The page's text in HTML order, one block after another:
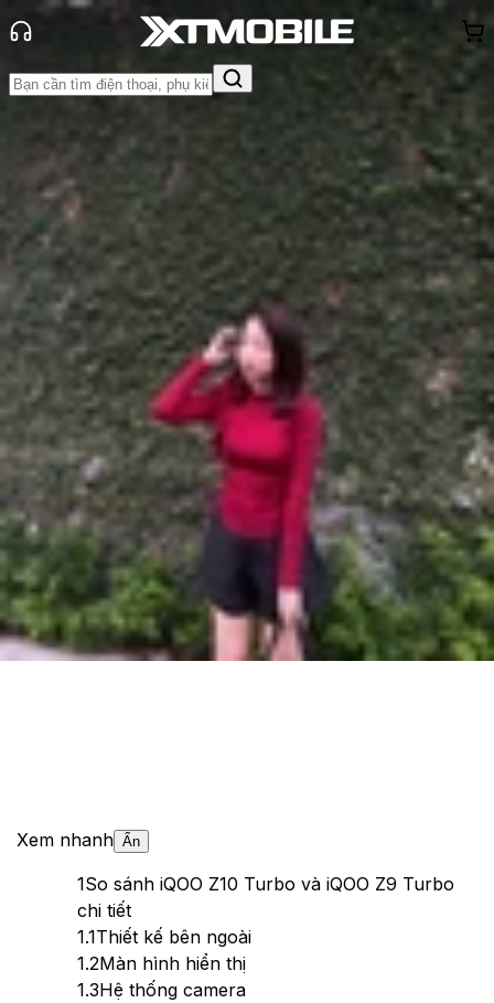
Tin tức
So Sánh
Tin Mới
Đánh Giá - Trên Tay So Sánh Tư vấn
Khuyến
mãiThủ thuật Hỏi đáp App - Game Thông báo
Khách
hàng - Sự kiện
So sánh iQOO Z10 Turbo và iQOO Z9
Turbo: Model kế nhiệm chưa thực
sự ấn tượng!
Anh Thư
Ngày đăng: 16/05/2025
Cập nhật:
16/05/2025
Theo dõi XTMobile trên
Xem nhanh Ẩn
1So sánh iQOO Z10 Turbo và iQOO Z9 Turbo
chi tiết
1.1Thiết kế bên ngoài
1.2Màn hình hiển thị
1.3Hệ thống camera